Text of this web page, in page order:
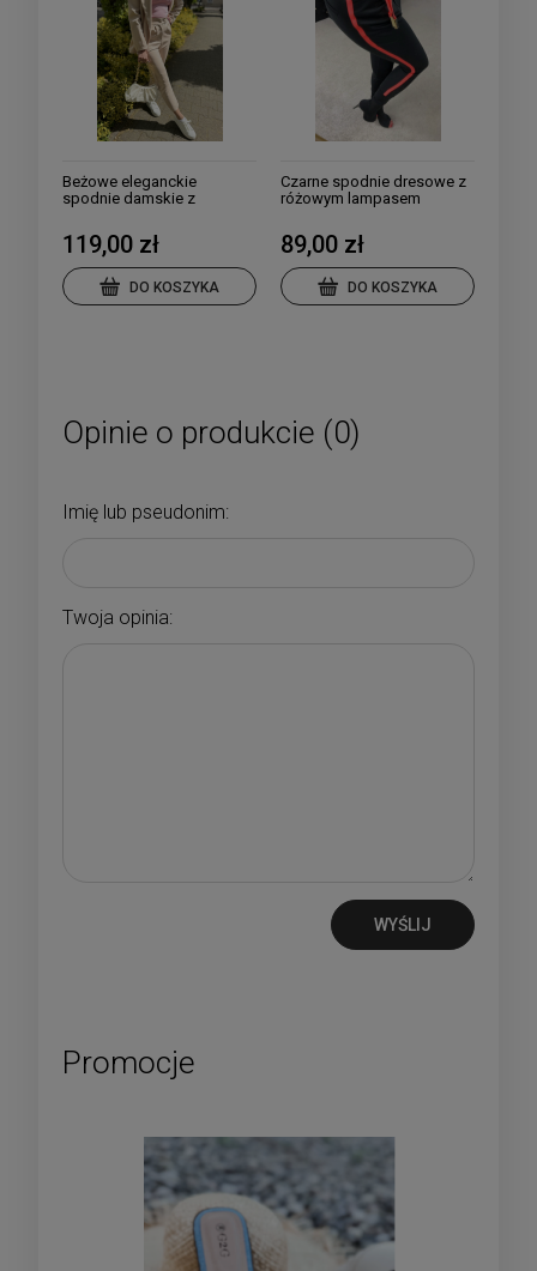
Beżowe eleganckie
spodnie damskie z
119,00 zł
DO KOSZYKA
Czarne spodnie dresowe z
różowym lampasem
89,00 zł
DO KOSZYKA
Opinie o produkcie (0)
Imię lub pseudonim:
Twoja opinia:
WYŚLIJ
Promocje